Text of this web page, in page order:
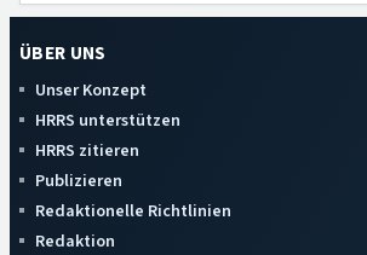
ÜBER UNS
Unser Konzept
HRRS unterstützen
HRRS zitieren
Publizieren
Redaktionelle Richtlinien
Redaktion